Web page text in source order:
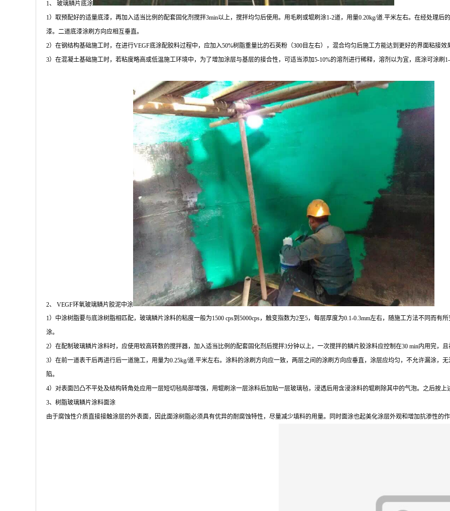
1、 玻璃鳞片底涂
1）取预配好的适量底漆，再加入适当比例的配套固化剂搅拌3min以上，搅拌均匀后使用。用毛刷或辊刷涂1-2道，用量0.20kg/道.平米左右。在经处理
漆。二道底漆涂刷方向应相互垂直。
2）在钢结构基础施工时，在进行VEGF底涂配胶料过程中，应加入50%树脂重量比的石英粉（300目左右），混合均匀后施工方能达到更好的界面粘接效
3）在混凝土基础施工时，若粘度略高或低温施工环境中，为了增加涂层与基层的接合性，可适当添加5-10%的溶剂进行稀释，溶剂以为宜，底涂可涂刷
2、 VEGF环氧玻璃鳞片胶泥中涂
1）中涂树脂要与底涂树脂相匹配，玻璃鳞片涂料的粘度一般为1500 cps到5000cps，触变指数为2至5，每层厚度为0.1-0.3mm左右，随施工方法不同而
涂。
2）在配制玻璃鳞片涂料时，应使用较高转数的搅拌器，加入适当比例的配套固化剂后搅拌3分钟以上，一次搅拌的鳞片胶涂料应控制在30 min内用完，
3）在前一道表干后再进行后一道施工，用量为0.25kg/道.平米左右。涂料的涂刷方向应一致，两层之间的涂刷方向应垂直，涂层应均匀，不允许漏涂，
陷。
4）对表面凹凸不平处及结构转角处应用一层短切毡局部增强，用辊刷涂一层涂料后加贴一层玻璃毡，浸透后用含浸涂料的辊刷除其中的气泡。之后按上
3、树脂玻璃鳞片涂料面涂
由于腐蚀性介质直接接触涂层的外表面，因此面涂树脂必须具有优异的耐腐蚀特性，尽量减少填料的用量。同时面涂也起美化涂层外观和增加抗渗性的